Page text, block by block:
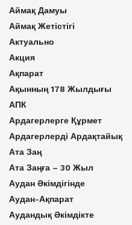
Аймақ Дамуы
Аймақ Жетістігі
Актуально
Акция
Ақпарат
Ақынның 178 Жылдығы
АПК
Ардагерлерге Құрмет
Ардагерлерді Ардақтайық
Ата Заң
Ата Заңға – 30 Жыл
Аудан Әкімдігінде
Аудан-Ақпарат
Аудандық Әкімдікте